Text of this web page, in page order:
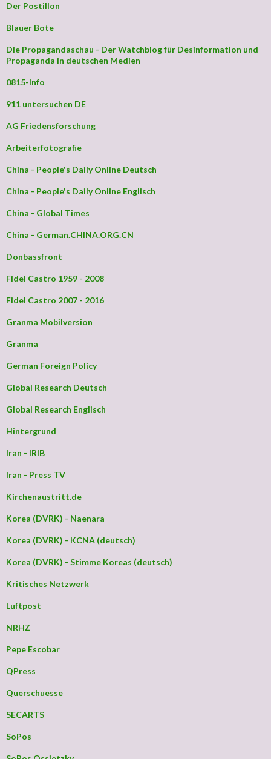
Der Postillon
Blauer Bote
Die Propagandaschau - Der Watchblog für Desinformation und
Propaganda in deutschen Medien
0815-Info
911 untersuchen DE
AG Friedensforschung
Arbeiterfotografie
China - People's Daily Online Deutsch
China - People's Daily Online Englisch
China - Global Times
China - German.CHINA.ORG.CN
Donbassfront
Fidel Castro 1959 - 2008
Fidel Castro 2007 - 2016
Granma Mobilversion
Granma
German Foreign Policy
Global Research Deutsch
Global Research Englisch
Hintergrund
Iran - IRIB
Iran - Press TV
Kirchenaustritt.de
Korea (DVRK) - Naenara
Korea (DVRK) - KCNA (deutsch)
Korea (DVRK) - Stimme Koreas (deutsch)
Kritisches Netzwerk
Luftpost
NRHZ
Pepe Escobar
QPress
Querschuesse
SECARTS
SoPos